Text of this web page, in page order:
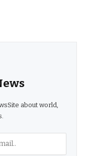
about world,